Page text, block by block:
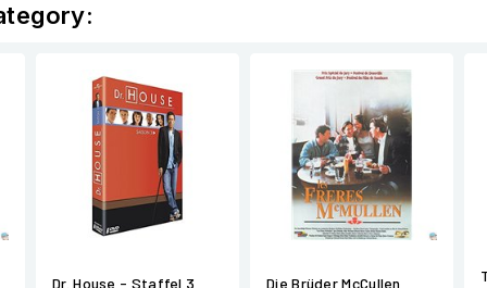
Dr. House - Staffel 3 Die Brüder McCullen